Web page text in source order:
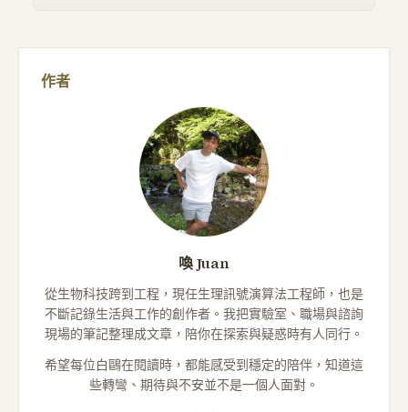
作者
喚 Juan
從生物科技跨到工程，現任生理訊號演算法工程師，也是
不斷記錄生活與工作的創作者。我把實驗室、職場與諮詢
現場的筆記整理成文章，陪你在探索與疑惑時有人同行。
希望每位白鷗在閱讀時，都能感受到穩定的陪伴，知道這
些轉彎、期待與不安並不是一個人面對。